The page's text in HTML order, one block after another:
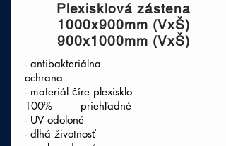
Plexisklová zástena
1000x900mm (VxŠ)
900x1000mm (VxŠ)
- antibakteriálna
ochrana
- materiál číre plexisklo
100% priehľadné
- UV odoloné
- dlhá životnosť